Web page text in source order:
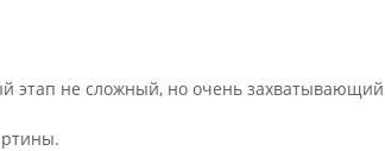
этап не сложный, но очень